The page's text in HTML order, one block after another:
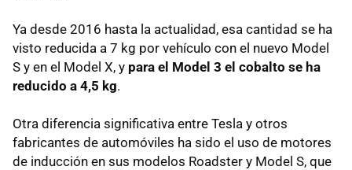
Ya desde 2016 hasta la actualidad, esa cantidad se ha
visto reducida a 7 kg por vehículo con el nuevo Model
S y en el Model X, y para el Model 3 el cobalto se ha
reducido a 4,5 kg.
Otra diferencia significativa entre Tesla y otros
fabricantes de automóviles ha sido el uso de motores
de inducción en sus modelos Roadster y Model S, que